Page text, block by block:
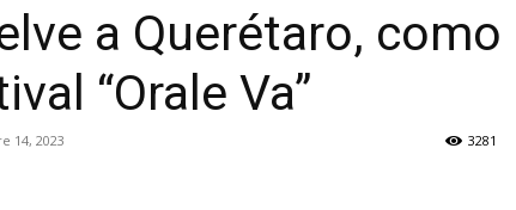
a Querétaro, como
“Orale Va”
14, 2023 3281